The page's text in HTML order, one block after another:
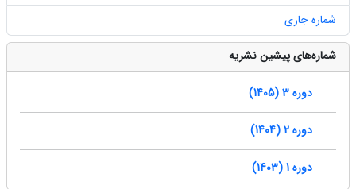
شماره جاری
شماره‌های پیشین نشریه
دوره 3 (1405)
دوره 2 (1404)
دوره 1 (1403)